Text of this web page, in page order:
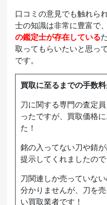
口コミの意見でも触れら
士の知識は非常に豊富で
の鑑定士が存在している
取ってもらいたいと思っ
です。
買取に至るまでの手数料
刀に関する専門の査定
ったですが、買取価格
た！
銘の入ってない刀や錆
提示してくれましたので
刀関連しか売っていな
分かりませんが、刀を
い買取業者です！